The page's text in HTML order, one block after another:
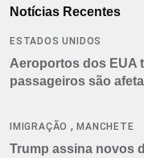
Notícias Recentes
ESTADOS UNIDOS
Aeroportos dos EUA
passageiros são
IMIGRAÇÃO ,MANCHETE
Trump assina novos